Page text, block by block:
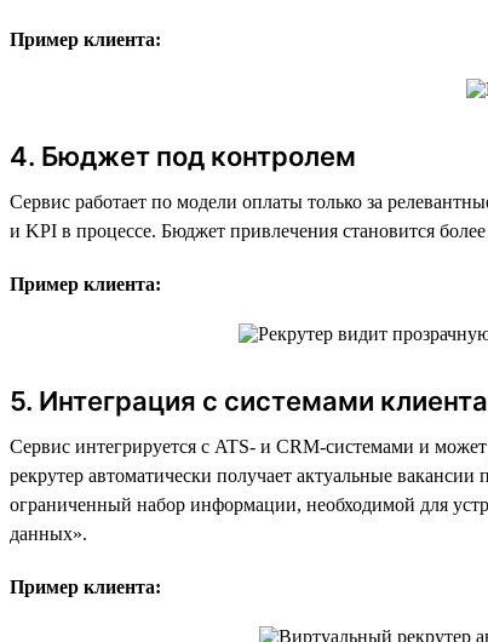
Пример клиента:
4. Бюджет под контролем
Сервис работает по модели оплаты только за
и KPI в процессе. Бюджет привлечения становится
Пример клиента:
5. Интеграция с системами
Сервис интегрируется с ATS- и CRM-системами и
рекрутер автоматически получает актуальные
ограниченный набор информации, необходимой для
данных».
Пример клиента: